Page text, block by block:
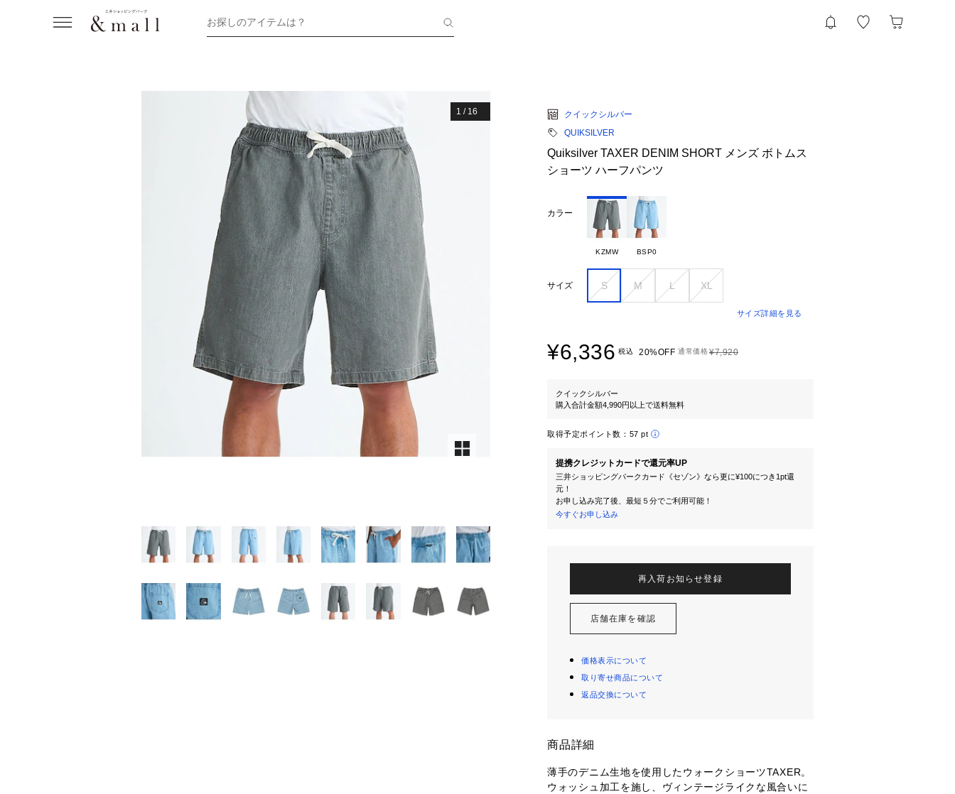
お探しのアイテムは？
1 / 16
クイックシルバー
QUIKSILVER
Quiksilver TAXER DENIM SHORT メンズ ボトムス
ショーツ ハーフパンツ
カラー
KZMW BSP0
サイズ S M L XL
サイズ詳細を見る
¥6,336 税込 20%OFF 通常価格¥7,920
クイックシルバー
購入合計金額4,990円以上で送料無料
取得予定ポイント数： 57 pt
提携クレジットカードで還元率UP
三井ショッピングパークカード《セゾン》なら更に¥100につき1pt還
元！
お申し込み完了後、最短５分でご利用可能！
今すぐお申し込み
再入荷お知らせ登録
店舗在庫を確認
価格表示について
取り寄せ商品について
返品交換について
商品詳細
薄手のデニム生地を使用したウォークショーツTAXER。
ウォッシュ加工を施し、ヴィンテージライクな風合いに